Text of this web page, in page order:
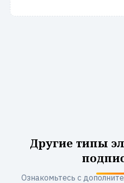
Другие типы
Ознакомьтесь с